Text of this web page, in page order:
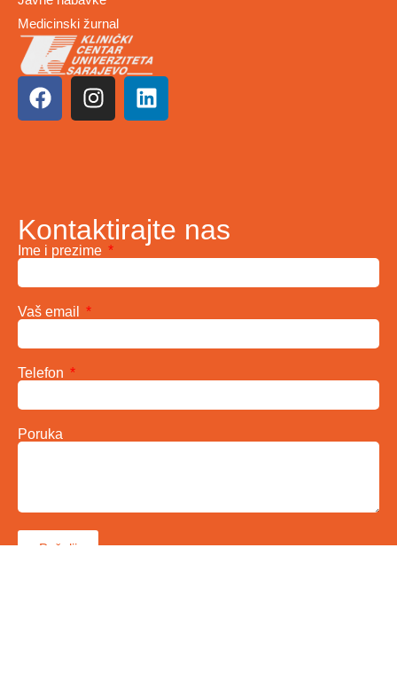
Medicinski žurnal
Kontaktirajte nas
Ime i prezime
Vaš email
Telefon
Poruka
Pošalji